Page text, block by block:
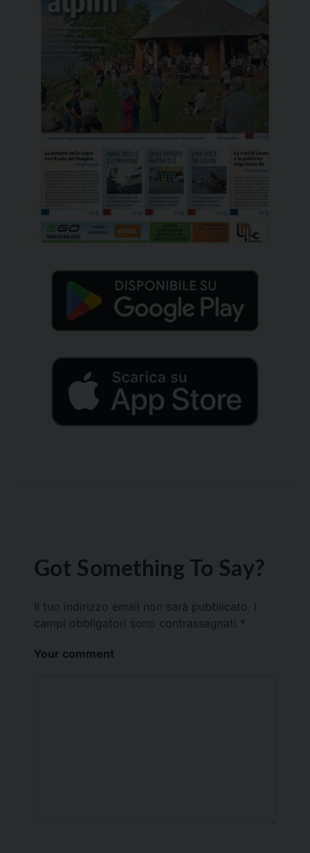
Got Something To Say?
Il tuo indirizzo email non sarà pubblicato.
campi obbligatori sono contrassegnati *
Your comment